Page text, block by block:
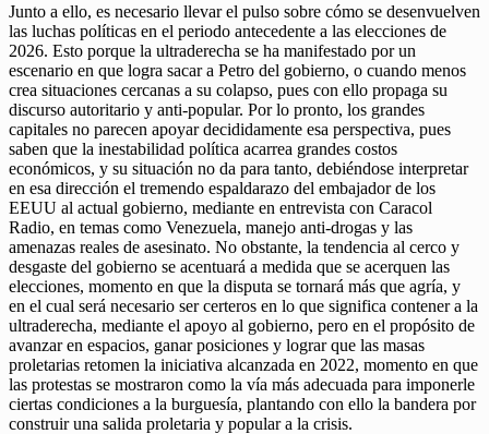
Junto a ello, es necesario llevar el pulso sobre cómo se desenvuelven
las luchas políticas en el periodo antecedente a las elecciones de
2026. Esto porque la ultraderecha se ha manifestado por un
escenario en que logra sacar a Petro del gobierno, o cuando menos
crea situaciones cercanas a su colapso, pues con ello propaga su
discurso autoritario y anti-popular. Por lo pronto, los grandes
capitales no parecen apoyar decididamente esa perspectiva, pues
saben que la inestabilidad política acarrea grandes costos
económicos, y su situación no da para tanto, debiéndose interpretar
en esa dirección el tremendo espaldarazo del embajador de los
EEUU al actual gobierno, mediante en entrevista con Caracol
Radio, en temas como Venezuela, manejo anti-drogas y las
amenazas reales de asesinato. No obstante, la tendencia al cerco y
desgaste del gobierno se acentuará a medida que se acerquen las
elecciones, momento en que la disputa se tornará más que agría, y
en el cual será necesario ser certeros en lo que significa contener a la
ultraderecha, mediante el apoyo al gobierno, pero en el propósito de
avanzar en espacios, ganar posiciones y lograr que las masas
proletarias retomen la iniciativa alcanzada en 2022, momento en que
las protestas se mostraron como la vía más adecuada para imponerle
ciertas condiciones a la burguesía, plantando con ello la bandera por
construir una salida proletaria y popular a la crisis.